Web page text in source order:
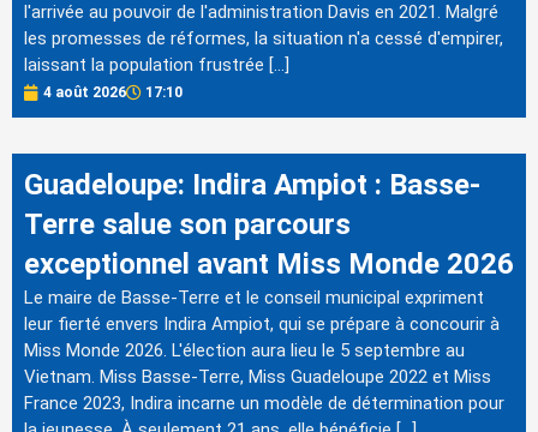
l'arrivée au pouvoir de l'administration Davis en 2021. Malgré
les promesses de réformes, la situation n'a cessé d'empirer,
laissant la population frustrée […]
4 août 2026 17:10
Guadeloupe: Indira Ampiot : Basse-
Terre salue son parcours
exceptionnel avant Miss Monde 2026
Le maire de Basse-Terre et le conseil municipal expriment
leur fierté envers Indira Ampiot, qui se prépare à concourir à
Miss Monde 2026. L'élection aura lieu le 5 septembre au
Vietnam. Miss Basse-Terre, Miss Guadeloupe 2022 et Miss
France 2023, Indira incarne un modèle de détermination pour